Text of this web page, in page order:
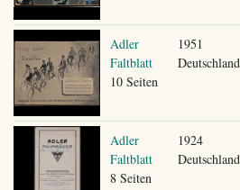
Adler
Faltblatt
10 Seiten
1951
Deutschland
Adler
Faltblatt
8 Seiten
1924
Deutschland